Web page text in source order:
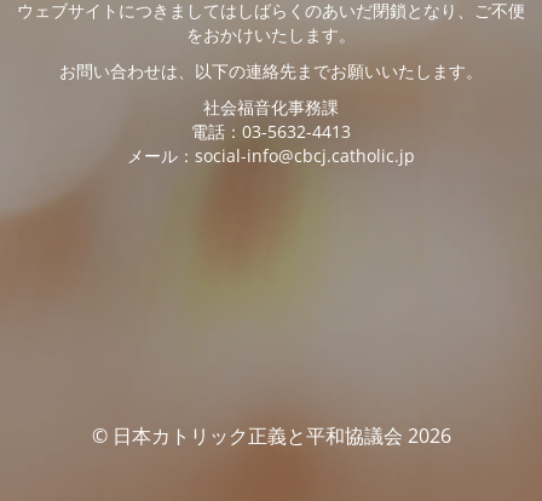
ウェブサイトにつきましてはしばらくのあいだ閉鎖となり、ご不便
をおかけいたします。
お問い合わせは、以下の連絡先までお願いいたします。
社会福音化事務課
電話：03-5632-4413
メール：social-info@cbcj.catholic.jp
© 日本カトリック正義と平和協議会 2026